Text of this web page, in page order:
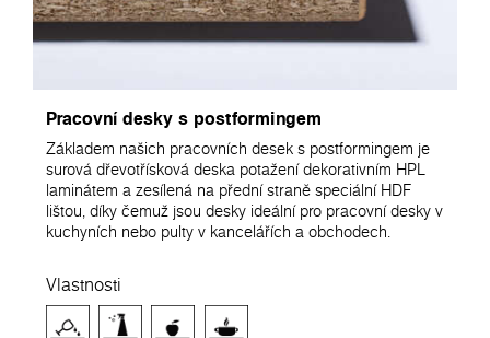
Pracovní desky s postformingem
Základem našich pracovních desek s postformingem je
surová dřevotřísková deska potažení dekorativním HPL
laminátem a zesílená na přední straně speciální HDF
lištou, díky čemuž jsou desky ideální pro pracovní desky v
kuchyních nebo pulty v kancelářích a obchodech.
Vlastnosti